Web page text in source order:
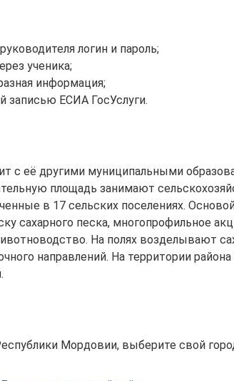
логин и пароль;
ученика;
информация;
записью ЕСИА ГосУслуги.
с её другими муниципальными
площадь занимают
в 17 сельских поселениях.
сахарного песка, многопрофильное
На полях возделывают
направлений. На территории
Мордовии, выберите свой